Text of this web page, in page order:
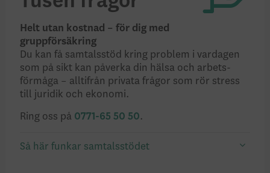
Helt utan kostnad – för dig med
grupp­försäkring
Du kan få samtals­­stöd kring problem i vardagen
som på sikt kan påverka din hälsa och arbets­
förmåga – alltifrån privata frågor som rör stress
till juridik och ekonomi.
Ring oss på 0771-65 50 50.
Så här funkar samtalsstödet